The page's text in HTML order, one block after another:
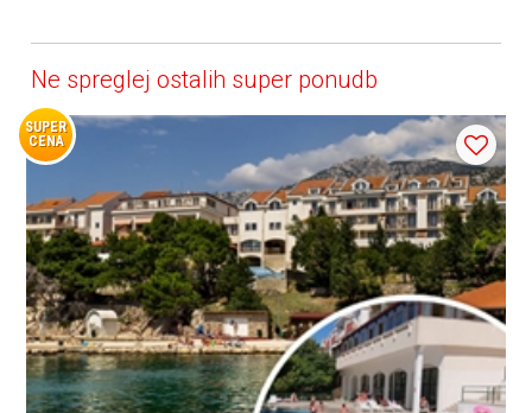
Ne spreglej ostalih super ponudb
SUPER
CENA